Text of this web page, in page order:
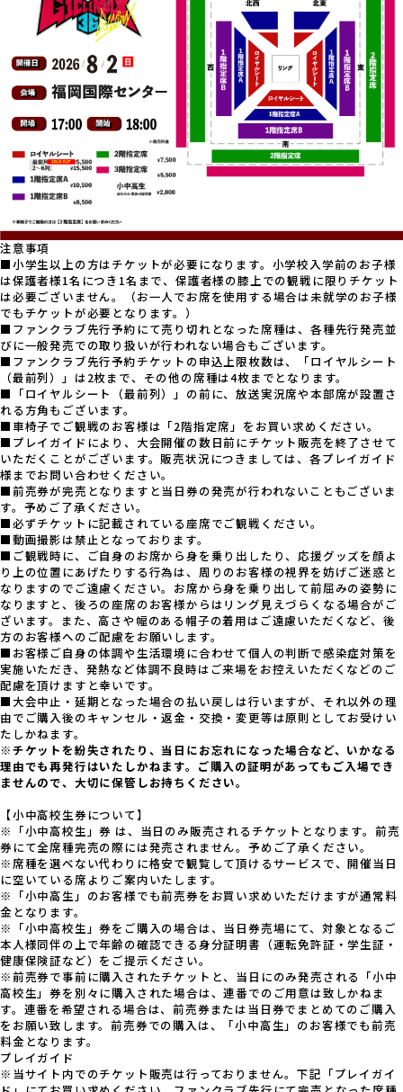
注意事項
■小学生以上の方はチケットが必要になります。小学校入学前のお子様
は保護者様1名につき1名まで、保護者様の膝上での観戦に限りチケット
は必要ございません。（お一人でお席を使用する場合は未就学のお子様
でもチケットが必要となります。）
■ファンクラブ先行予約にて売り切れとなった席種は、各種先行発売並
びに一般発売での取り扱いが行われない場合もございます。
■ファンクラブ先行予約チケットの申込上限枚数は、「ロイヤルシート
（最前列）」は2枚まで、その他の席種は4枚までとなります。
■「ロイヤルシート（最前列）」の前に、放送実況席や本部席が設置さ
れる方角もございます。
■車椅子でご観戦のお客様は「2階指定席」をお買い求めください。
■プレイガイドにより、大会開催の数日前にチケット販売を終了させて
いただくことがございます。販売状況につきましては、各プレイガイド
様までお問い合わせください。
■前売券が完売となりますと当日券の発売が行われないこともございま
す。予めご了承ください。
■必ずチケットに記載されている座席でご観戦ください。
■動画撮影は禁止となっております。
■ご観戦時に、ご自身のお席から身を乗り出したり、応援グッズを顔よ
り上の位置にあげたりする行為は、周りのお客様の視界を妨げご迷惑と
なりますのでご遠慮ください。お席から身を乗り出して前屈みの姿勢に
なりますと、後ろの座席のお客様からはリング見えづらくなる場合がご
ざいます。また、高さや幅のある帽子の着用はご遠慮いただくなど、後
方のお客様へのご配慮をお願いします。
■お客様ご自身の体調や生活環境に合わせて個人の判断で感染症対策を
実施いただき、発熱など体調不良時はご来場をお控えいただくなどのご
配慮を頂けますと幸いです。
■大会中止・延期となった場合の払い戻しは行いますが、それ以外の理
由でご購入後のキャンセル・返金・交換・変更等は原則としてお受けい
たしかねます。
※チケットを紛失されたり、当日にお忘れになった場合など、いかなる
理由でも再発行はいたしかねます。ご購入の証明があってもご入場でき
ませんので、大切に保管しお持ちください。
【小中高校生券について】
※「小中高校生」券 は、当日のみ販売されるチケットとなります。前売
券にて全席種完売の際には発売されません。予めご了承ください。
※席種を選べない代わりに格安で観覧して頂けるサービスで、開催当日
に空いている席よりご案内いたします。
※「小中高生」のお客様でも前売券をお買い求めいただけますが通常料
金となります。
※「小中高校生」券をご購入の場合は、当日券売場にて、対象となるご
本人様同伴の上で年齢の確認できる身分証明書（運転免許証・学生証・
健康保険証など）をご提示ください。
※前売券で事前に購入されたチケットと、当日にのみ発売される「小中
高校生」券を別々に購入された場合は、連番でのご用意は致しかねま
す。連番を希望される場合は、前売券または当日券でまとめてのご購入
をお願い致します。前売券での購入は、「小中高生」のお客様でも前売
料金となります。
プレイガイド
※当サイト内でのチケット販売は行っておりません。下記「プレイガイ